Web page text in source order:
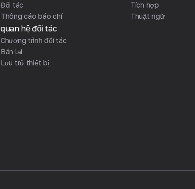
Đối tác
Thông cáo báo chí
quan hệ đối tác
Chương trình đối tác
Bán lại
Lưu trữ thiết bị
Tích hợp
Thuật ngữ